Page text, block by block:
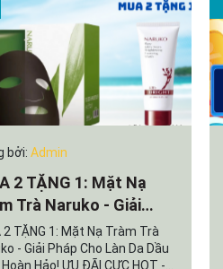
bởi: Admin
2 TẶNG 1: Mặt Nạ
Trà Naruko - Giải
Cho Làn Da Dầu Mụn
Hảo!
2 TẶNG 1: Mặt Nạ Tràm Trà
- Giải Pháp Cho Làn Da Dầu
Hảo! ƯU ĐÃI CỰC HOT -